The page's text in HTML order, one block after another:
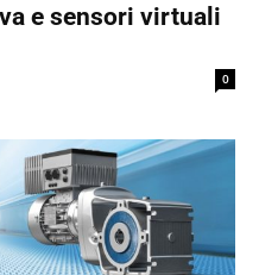
e sensori virtuali
0